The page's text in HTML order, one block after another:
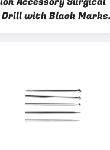
Drill with Black Marks
To Order for